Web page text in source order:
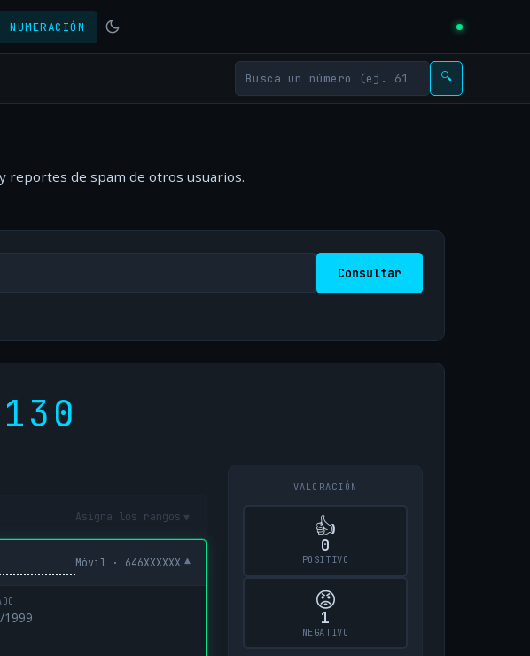
NUMERACIÓN
🔍
reportes de spam de otros usuarios.
Consultar
Asigna los rangos ▾
Móvil · 646XXXXXX ▾
1999
VALORACIÓN
👍
0
POSITIVO
😡
1
NEGATIVO